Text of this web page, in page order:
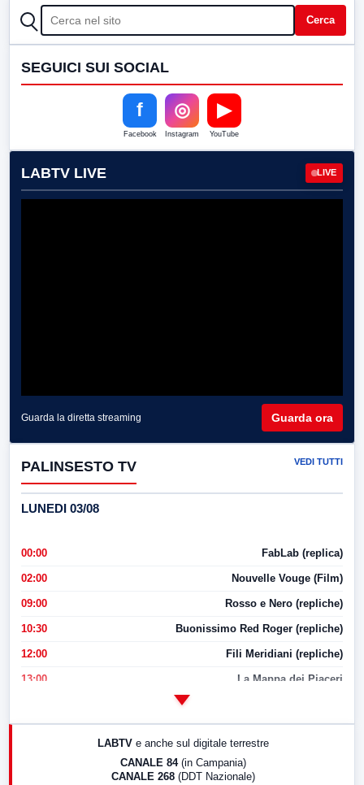
CERCA Cerca
SEGUICI SUI SOCIAL
f
Facebook
◎
Instagram
▶
YouTube
LABTV LIVE LIVE
Guarda la diretta streaming Guarda ora
PALINSESTO TV VEDI TUTTI
LUNEDI 03/08
00:00 FabLab (replica)
02:00 Nouvelle Vouge (Film)
09:00 Rosso e Nero (repliche)
10:30 Buonissimo Red Roger (repliche)
12:00 Fili Meridiani (repliche)
13:00 La Mappa dei Piaceri
LABTV e anche sul digitale terrestre
CANALE 84 (in Campania)
CANALE 268 (DDT Nazionale)